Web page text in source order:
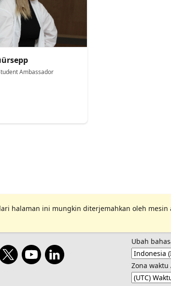
Ambassador
halaman ini mungkin diterjemahkan oleh mesin
Ubah
Zona waktu